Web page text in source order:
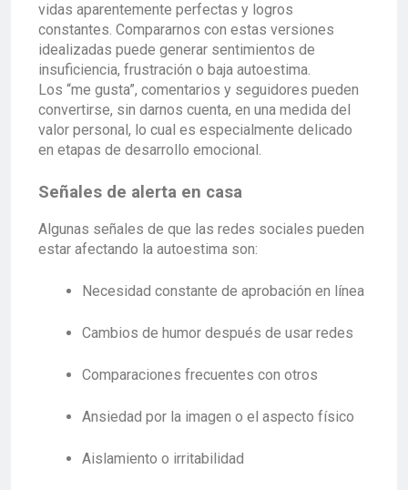
vidas aparentemente perfectas y logros
constantes. Compararnos con estas versiones
idealizadas puede generar sentimientos de
insuficiencia, frustración o baja autoestima.
Los “me gusta”, comentarios y seguidores pueden
convertirse, sin darnos cuenta, en una medida del
valor personal, lo cual es especialmente delicado
en etapas de desarrollo emocional.
Señales de alerta en casa
Algunas señales de que las redes sociales pueden
estar afectando la autoestima son:
Necesidad constante de aprobación en línea
Cambios de humor después de usar redes
Comparaciones frecuentes con otros
Ansiedad por la imagen o el aspecto físico
Aislamiento o irritabilidad